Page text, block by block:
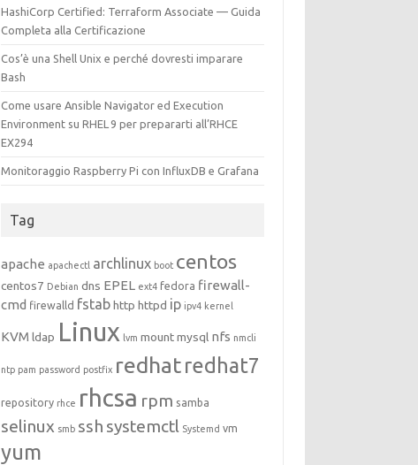
HashiCorp Certified: Terraform Associate — Guida
Completa alla Certificazione
Cos’è una Shell Unix e perché dovresti imparare
Bash
Come usare Ansible Navigator ed Execution
Environment su RHEL 9 per prepararti all’RHCE
EX294
Monitoraggio Raspberry Pi con InfluxDB e Grafana
Tag
apache apachectl archlinux boot centos
centos7 Debian dns EPEL ext4 fedora firewall-
cmd firewalld fstab http httpd ip ipv4 kernel
KVM ldap Linux lvm mount mysql nfs nmcli
ntp pam password postfix redhatredhat7
repository rhce rhcsa rpm samba
selinux smb ssh systemctl Systemd vm
yum